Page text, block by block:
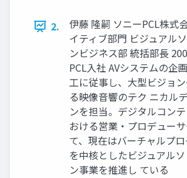
2.
伊藤 隆嗣 ソニーPCL株式
イティブ部門 ビジュアル
ンビジネス部 統括部長
PCL入社 AVシステムの企
工に従事し、大型ビジョ
る映像音響のテク ニカル
ンを担当。デジタルコン
おける営業・プロデュー
て、現在はバーチャルプ
を中核としたビジュアル
ン事業を推進し ている